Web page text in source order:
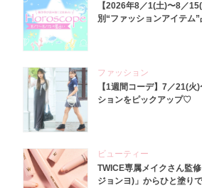
【2026年8／1(土)〜8／
別“ファッションアイテム
ファッション
【1週間コーデ】7／21(
ションをピックアップ♡
ビューティー
TWICE専属メイクさん監
ジョンヨ)」からひと塗り